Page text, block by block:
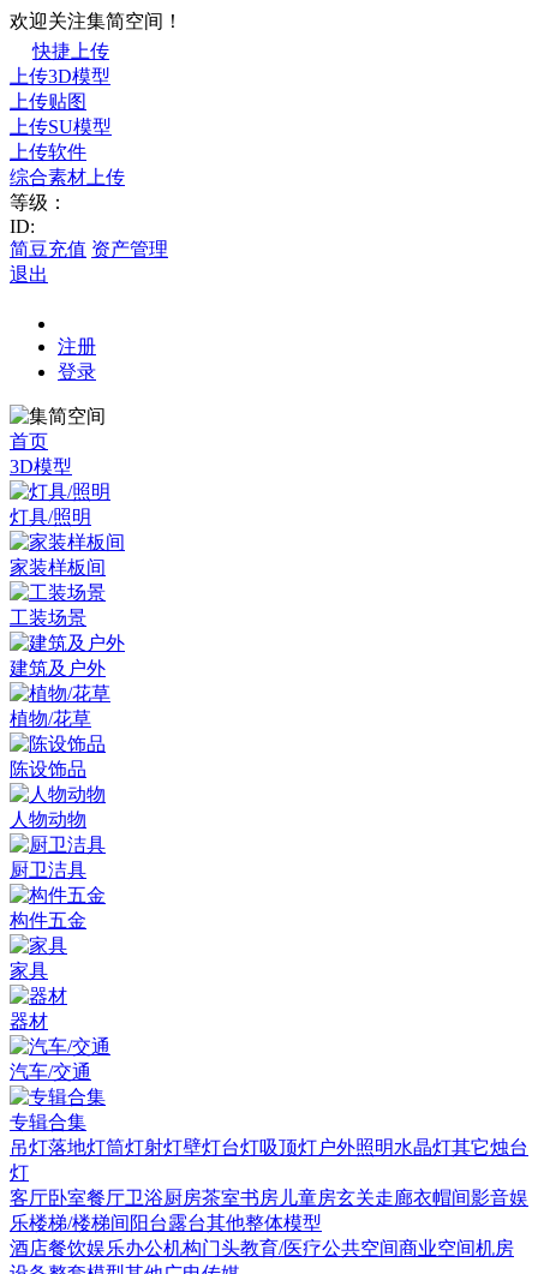
欢迎关注集简空间！
快捷上传
上传3D模型
上传贴图
上传SU模型
上传软件
综合素材上传
等级：
ID:
简豆充值 资产管理
退出
注册
登录
首页
3D模型
灯具/照明
家装样板间
工装场景
建筑及户外
植物/花草
陈设饰品
人物动物
厨卫洁具
构件五金
家具
器材
汽车/交通
专辑合集
吊灯落地灯筒灯射灯壁灯台灯吸顶灯户外照明水晶灯其它烛台
灯
客厅卧室餐厅卫浴厨房茶室书房 儿童房玄关走廊衣帽间影音娱
乐楼梯/楼梯间 阳台露台其他整体模型
酒店餐饮娱乐办公机构门头教育/医疗公共空间商业空间机房